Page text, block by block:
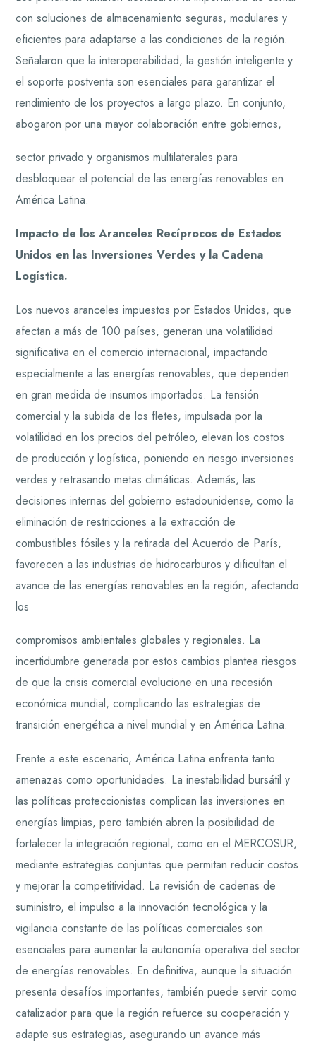
con soluciones de almacenamiento seguras, modulares y
eficientes para adaptarse a las condiciones de la región.
Señalaron que la interoperabilidad, la gestión inteligente y
el soporte postventa son esenciales para garantizar el
rendimiento de los proyectos a largo plazo. En conjunto,
abogaron por una mayor colaboración entre gobiernos,
sector privado y organismos multilaterales para
desbloquear el potencial de las energías renovables en
América Latina.
Impacto de los Aranceles Recíprocos de Estados
Unidos en las Inversiones Verdes y la Cadena
Logística.
Los nuevos aranceles impuestos por Estados Unidos, que
afectan a más de 100 países, generan una volatilidad
significativa en el comercio internacional, impactando
especialmente a las energías renovables, que dependen
en gran medida de insumos importados. La tensión
comercial y la subida de los fletes, impulsada por la
volatilidad en los precios del petróleo, elevan los costos
de producción y logística, poniendo en riesgo inversiones
verdes y retrasando metas climáticas. Además, las
decisiones internas del gobierno estadounidense, como la
eliminación de restricciones a la extracción de
combustibles fósiles y la retirada del Acuerdo de París,
favorecen a las industrias de hidrocarburos y dificultan el
avance de las energías renovables en la región, afectando
los
compromisos ambientales globales y regionales. La
incertidumbre generada por estos cambios plantea riesgos
de que la crisis comercial evolucione en una recesión
económica mundial, complicando las estrategias de
transición energética a nivel mundial y en América Latina.
Frente a este escenario, América Latina enfrenta tanto
amenazas como oportunidades. La inestabilidad bursátil y
las políticas proteccionistas complican las inversiones en
energías limpias, pero también abren la posibilidad de
fortalecer la integración regional, como en el MERCOSUR,
mediante estrategias conjuntas que permitan reducir costos
y mejorar la competitividad. La revisión de cadenas de
suministro, el impulso a la innovación tecnológica y la
vigilancia constante de las políticas comerciales son
esenciales para aumentar la autonomía operativa del sector
de energías renovables. En definitiva, aunque la situación
presenta desafíos importantes, también puede servir como
catalizador para que la región refuerce su cooperación y
adapte sus estrategias, asegurando un avance más